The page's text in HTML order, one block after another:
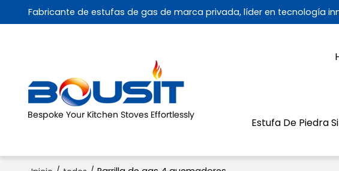
Fabricante de estufas de gas de marca privada, líder en tecnología
Estufa De Piedra